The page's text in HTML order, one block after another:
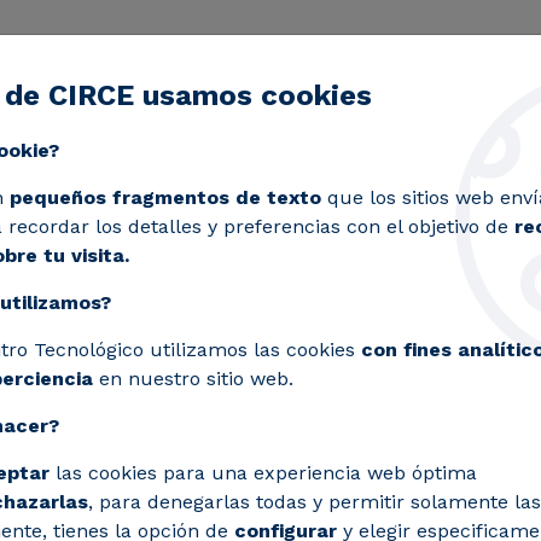
Servicios Laboratorios
puesta
horno
la
CIRCE usamos cookies
pequeños fragmentos de textoque los sitios web
recordar los detalles y preferencias con el objetivo de
tu visita.
Tecnológico utilizamos las cookies con fines
en nuestro sitio web.
las cookies para una experiencia web óptima
, para denegarlas todas y permitir solamente
tienes la opción de configurary elegir